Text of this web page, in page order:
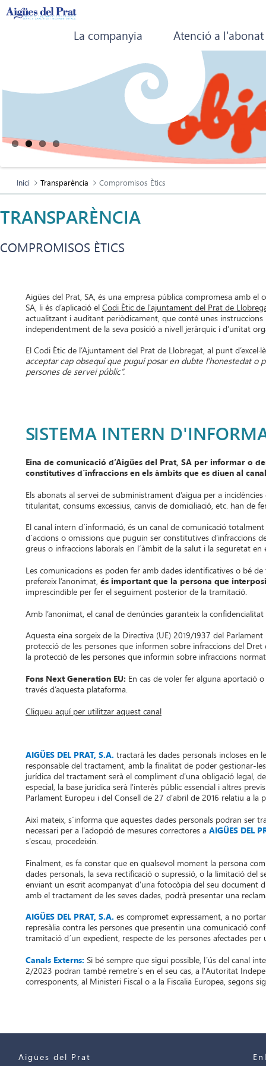
La companyia Atenció a l'abonat
Inici Transparència Compromisos Ètics
TRANSPARÈNCIA
COMPROMISOS ÈTICS
Aigües del Prat, SA, és una empresa pública compromesa amb
SA, li és d’aplicació el Codi Ètic de l'ajuntament del Prat de
actualitzant i auditant periòdicament, que conté unes
independentment de la seva posició a nivell jeràrquic i d’unitat
El Codi Ètic de l’Ajuntament del Prat de Llobregat, al punt
acceptar cap obsequi que pugui posar en dubte l’honestedat o
persones de servei públic”.
SISTEMA INTERN
Eina de comunicació d’Aigües del Prat, SA per informar o
constitutives d´infraccions en els àmbits que es diuen al
Els abonats al servei de subministrament d’aigua per a
titularitat, consums excessius, canvis de domiciliació, etc. han de
El canal intern d´informació, és un canal de comunicació
d´accions o omissions que puguin ser constitutives d’infraccions
greus o infraccions laborals en l´àmbit de la salut i la seguretat en
Les comunicacions es poden fer amb dades identificatives o bé
prefereix l’anonimat, és important que la persona que
imprescindible per fer el seguiment posterior de la tramitació.
Amb l’anonimat, el canal de denúncies garanteix la
Aquesta eina sorgeix de la Directiva (UE) 2019/1937 del
protecció de les persones que informen sobre infraccions del
la protecció de les persones que informin sobre infraccions
Fons Next Generation EU: En cas de voler fer alguna aportació
través d’aquesta plataforma.
Cliqueu aquí per utilitzar aquest canal
AIGÜES DEL PRAT, S.A. tractarà les dades personals incloses en
responsable del tractament, amb la finalitat de poder gestionar-
jurídica del tractament serà el compliment d'una obligació legal,
especial, la base jurídica serà l'interès públic essencial i altres
Parlament Europeu i del Consell de 27 d'abril de 2016 relatiu a la
Així mateix, s´informa que aquestes dades personals podran ser
necessari per a l'adopció de mesures correctores a AIGÜES DEL
s'escau, procedeixin.
Finalment, es fa constar que en qualsevol moment la persona
dades personals, la seva rectificació o supressió, o la limitació
enviant un escrit acompanyat d'una fotocòpia del seu document
amb el tractament de les seves dades, podrà presentar una
AIGÜES DEL PRAT, S.A. es compromet expressament, a no
represàlia contra les persones que presentin una comunicació
tramitació d´un expedient, respecte de les persones afectades per
Canals Externs: Si bé sempre que sigui possible, l´ús del canal
2/2023 podran també remetre´s en el seu cas, a l'Autoritat
corresponents, al Ministeri Fiscal o a la Fiscalia Europea, segons
Aigües del Prat